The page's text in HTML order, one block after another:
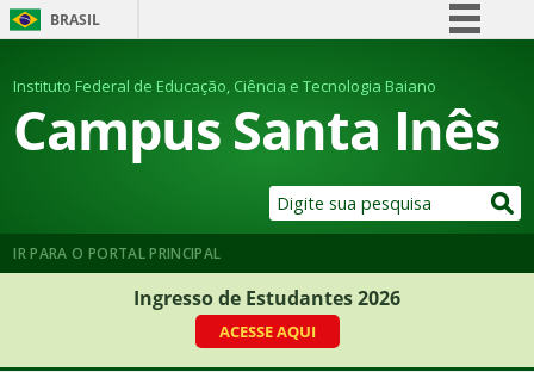
BRASIL
Comunica BR
Participe
Legislação
Instituto Federal de Educação, Ciência e Tecnologia Baiano
Campus Santa Inês
IR PARA O PORTAL PRINCIPAL
Ingresso de Estudantes 2026
ACESSE AQUI